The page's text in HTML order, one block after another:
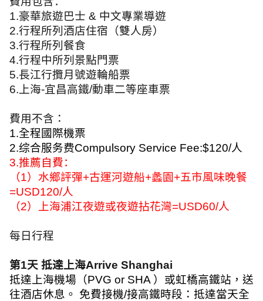
1.豪華旅遊巴士 & 中文專業導遊
2.行程所列酒店住宿（雙人房）
3.行程所列餐食
4.行程中所列景點門票
5.長江行攬月號遊輪船票
6. 上海-宜昌高鐵/動車二等座車票
費用不含：
1.全程國際機票
2.综合服务费Compulsory Service Fee:$120/人
3.推薦自費：
（1）水鄉評彈+古運河遊船+蠡園+五市風味晚餐
=USD120/人
（2）上海浦江夜遊或夜遊拈花灣=USD60/人
每日行程
第1天 抵達上海Arrive Shanghai
抵達上海機場（PVG or SHA ）或虹橋高鐵站，送
往酒店休息。 免費接機/接高鐵時段：抵達當天全